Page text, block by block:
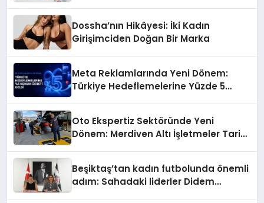
Dossha’nın Hikâyesi: İki Kadın
Girişimciden Doğan Bir Marka
Meta Reklamlarında Yeni Dönem:
Türkiye Hedeflemelerine Yüzde 5
Oto Ekspertiz Sektöründe Yeni
Dönem: Merdiven Altı İşletmeler Tarih
Beşiktaş’tan kadın futbolunda önemli
adım: Sahadaki liderler Didem